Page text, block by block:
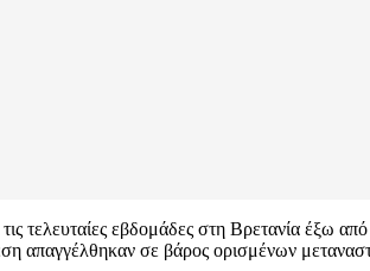
εβδομάδες στη Βρετανία έξω
απαγγέλθηκαν σε βάρος ορισμένων